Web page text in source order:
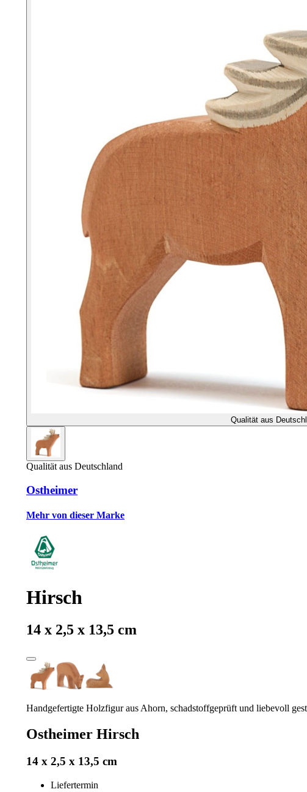
Qualität aus
Qualität aus Deutschland
Ostheimer
Mehr von dieser Marke
Hirsch
14 x 2,5 x 13,5 cm
Handgefertigte Holzfigur aus Ahorn, schadstoffgeprüft und liebevoll
Ostheimer Hirsch
14 x 2,5 x 13,5 cm
Liefertermin